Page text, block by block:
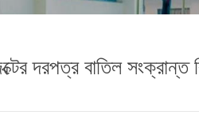
দরপত্র বাতিল সংক্রান্ত